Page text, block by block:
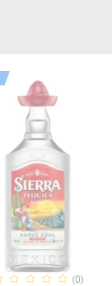
(0)